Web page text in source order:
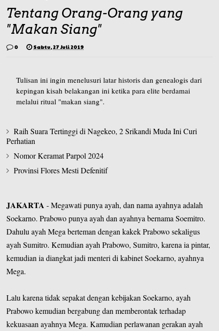
Tentang Orang-Orang yang
"Makan Siang"
0 Sabtu, 27 Juli 2019
Tulisan ini ingin menelusuri latar historis dan genealogis dari
kepingan kisah belakangan ini ketika para elite berdamai
melalui ritual "makan siang".
Raih Suara Tertinggi di Nagekeo, 2 Srikandi Muda Ini Curi
Perhatian
Nomor Keramat Parpol 2024
Provinsi Flores Mesti Defenitif
JAKARTA - Megawati punya ayah, dan nama ayahnya adalah
Soekarno. Prabowo punya ayah dan ayahnya bernama Soemitro.
Dahulu ayah Mega berteman dengan kakek Prabowo sekaligus
ayah Sumitro. Kemudian ayah Prabowo, Sumitro, karena ia pintar,
kemudian ia diangkat jadi menteri di kabinet Soekarno, ayahnya
Mega.
Lalu karena tidak sepakat dengan kebijakan Soekarno, ayah
Prabowo kemudian bergabung dan memberontak terhadap
kekuasaan ayahnya Mega. Kamudian perlawanan gerakan ayah